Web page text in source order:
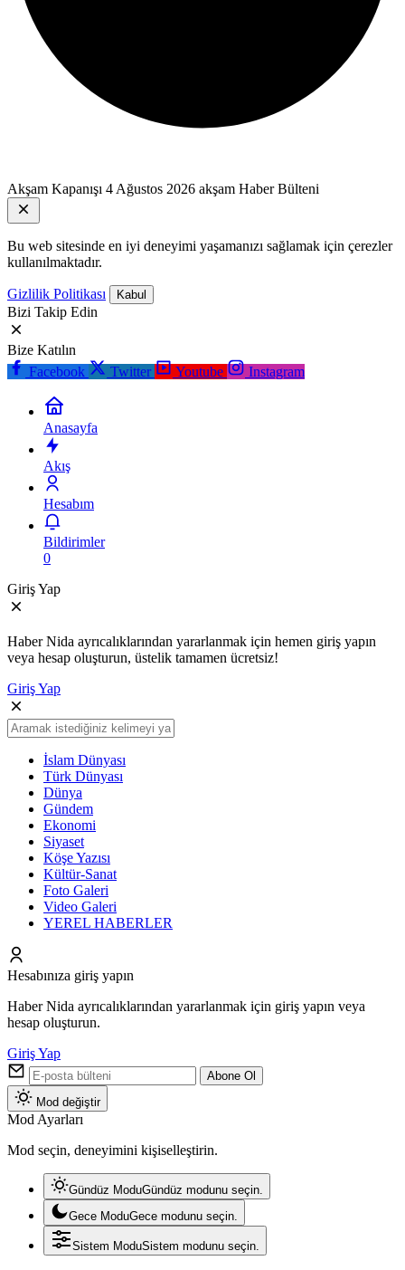
Akşam Kapanışı 4 Ağustos 2026 akşam Haber Bülteni
Bu web sitesinde en iyi deneyimi yaşamanızı sağlamak için çerezler
kullanılmaktadır.
Gizlilik Politikası Kabul
Bizi Takip Edin
Bize Katılın
Facebook
Twitter Youtube Instagram
Anasayfa
Akış
Hesabım
Bildirimler
0
Giriş Yap
Haber Nida ayrıcalıklarından yararlanmak için hemen giriş yapın
veya hesap oluşturun, üstelik tamamen ücretsiz!
Giriş Yap
İslam Dünyası
Türk Dünyası
Dünya
Gündem
Ekonomi
Siyaset
Köşe Yazısı
Kültür-Sanat
Foto Galeri
Video Galeri
YEREL HABERLER
Hesabınıza giriş yapın
Haber Nida ayrıcalıklarından yararlanmak için giriş yapın veya
hesap oluşturun.
Giriş Yap
Abone Ol
Mod değiştir
Mod Ayarları
Mod seçin, deneyimini kişiselleştirin.
Gündüz ModuGündüz modunu seçin.
Gece ModuGece modunu seçin.
Sistem ModuSistem modunu seçin.